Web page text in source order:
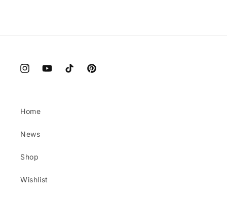
InstagramYouTubeTikTok Pinterest
Home
News
Shop
Wishlist